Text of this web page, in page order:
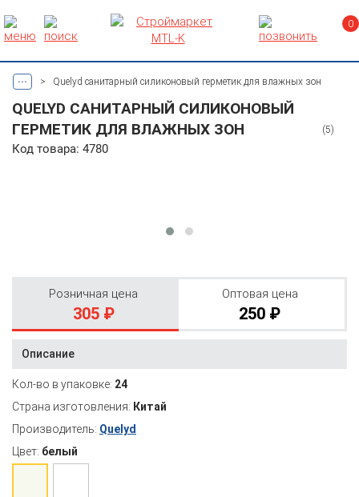
0
... > Quelyd санитарный силиконовый герметик для влажных зон
QUELYD САНИТАРНЫЙ СИЛИКОНОВЫЙ
ГЕРМЕТИК ДЛЯ ВЛАЖНЫХ ЗОН
(5)
Код товара: 4780
Розничная цена
305 ₽
Оптовая цена
250 ₽
Описание
Кол-во в упаковке: 24
Страна изготовления: Китай
Производитель: Quelyd
Цвет: белый